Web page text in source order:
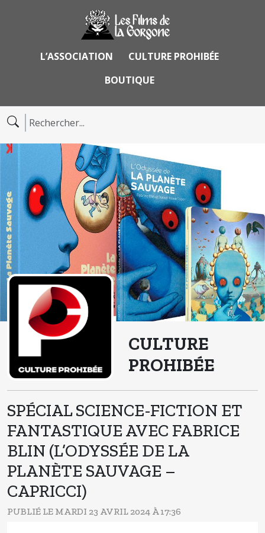
L’ASSOCIATION
CULTURE PROHIBÉE
BOUTIQUE
CULTURE
PROHIBÉE
SPÉCIAL SCIENCE-FICTION ET
FANTASTIQUE AVEC FABRICE
BLIN (L’ODYSSÉE DE LA
PLANÈTE SAUVAGE –
CAPRICCI)
PUBLIÉ LE MARDI 23 AVRIL 2024 À 17:36